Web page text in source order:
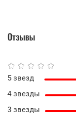
Отзывы
5 звезд
4 звезды
3 звезды